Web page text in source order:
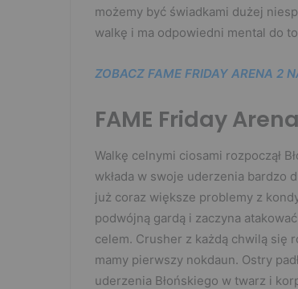
możemy być świadkami dużej
walkę i ma odpowiedni mental do
ZOBACZ FAME FRIDAY ARENA 2
FAME Friday
Walkę celnymi ciosami rozpoczął
wkłada w swoje uderzenia bardzo
już coraz większe problemy z
podwójną gardą i zaczyna
celem. Crusher z każdą chwilą się
mamy pierwszy nokdaun. Ostry
uderzenia Błońskiego w twarz i